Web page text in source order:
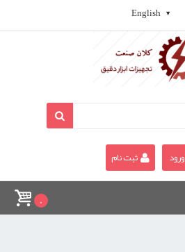
English
ورود ثبت نام
0